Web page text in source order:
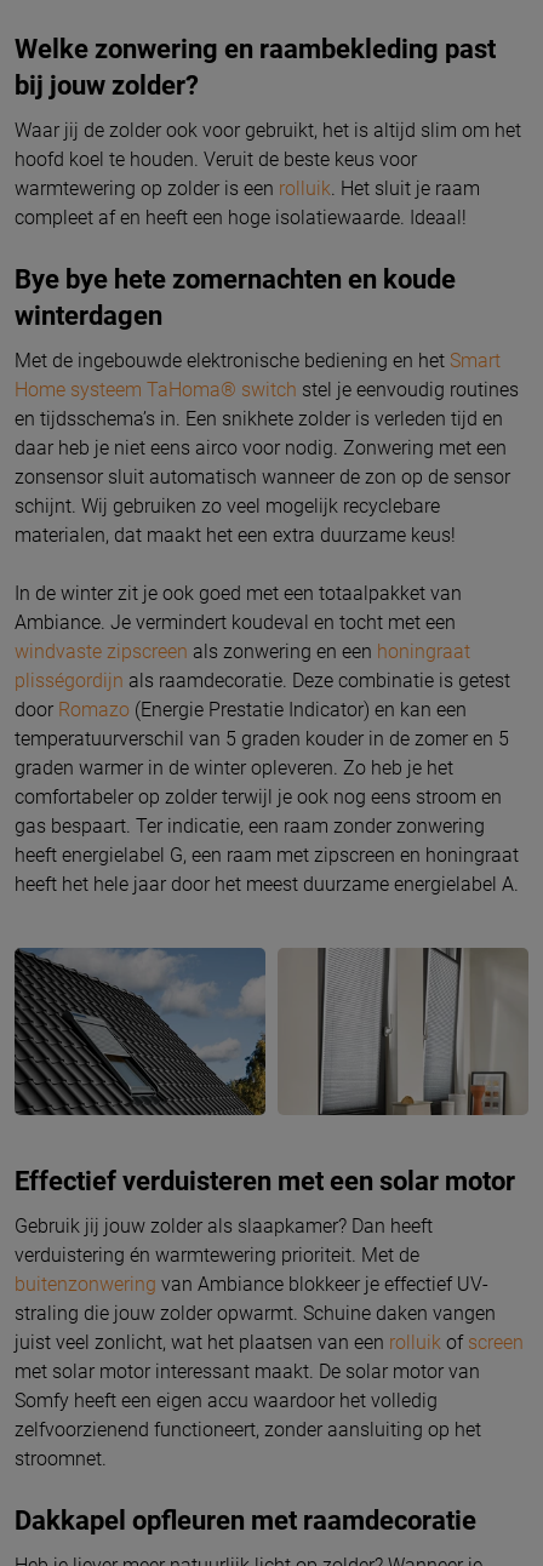
Welke zonwering en raambekleding past
bij jouw zolder?
Waar jij de zolder ook voor gebruikt, het is altijd slim om het
hoofd koel te houden. Veruit de beste keus voor
warmtewering op zolder is een rolluik . Het sluit je raam
compleet af en heeft een hoge isolatiewaarde. Ideaal!
Bye bye hete zomernachten en koude
winterdagen
Met de ingebouwde elektronische bediening en het Smart
Home systeem TaHoma® switch stel je eenvoudig routines
en tijdsschema’s in. Een snikhete zolder is verleden tijd en
daar heb je niet eens airco voor nodig. Zonwering met een
zonsensor sluit automatisch wanneer de zon op de sensor
schijnt. Wij gebruiken zo veel mogelijk recyclebare
materialen, dat maakt het een extra duurzame keus!
In de winter zit je ook goed met een totaalpakket van
Ambiance. Je vermindert koudeval en tocht met een
windvaste zipscreen als zonwering en een honingraat
plisségordijn als raamdecoratie. Deze combinatie is getest
door Romazo (Energie Prestatie Indicator) en kan een
temperatuurverschil van 5 graden kouder in de zomer en 5
graden warmer in de winter opleveren. Zo heb je het
comfortabeler op zolder terwijl je ook nog eens stroom en
gas bespaart. Ter indicatie, een raam zonder zonwering
heeft energielabel G, een raam met zipscreen en honingraat
heeft het hele jaar door het meest duurzame energielabel A.
Effectief verduisteren met een solar motor
Gebruik jij jouw zolder als slaapkamer? Dan heeft
verduistering én warmtewering prioriteit. Met de
buitenzonwering van Ambiance blokkeer je effectief UV-
straling die jouw zolder opwarmt. Schuine daken vangen
juist veel zonlicht, wat het plaatsen van een rolluik of screen
met solar motor interessant maakt. De solar motor van
Somfy heeft een eigen accu waardoor het volledig
zelfvoorzienend functioneert, zonder aansluiting op het
stroomnet.
Dakkapel opfleuren met raamdecoratie